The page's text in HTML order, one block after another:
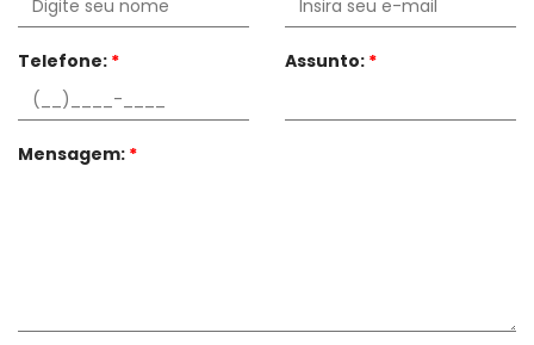
Telefone: * Assunto: *
Mensagem: *